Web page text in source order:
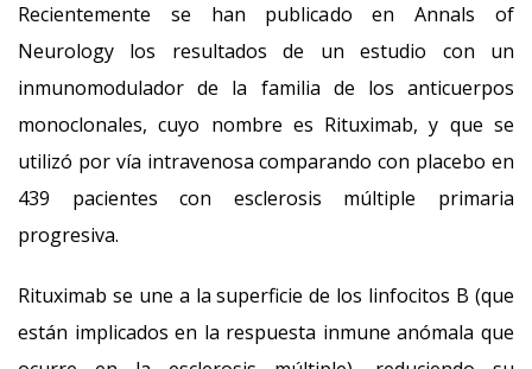
Recientemente se han publicado en Annals of
Neurology los resultados de un estudio con un
inmunomodulador de la familia de los anticuerpos
monoclonales, cuyo nombre es Rituximab, y que se
utilizó por vía intravenosa comparando con placebo en
439 pacientes con esclerosis múltiple primaria
progresiva.
Rituximab se une a la superficie de los linfocitos B (que
están implicados en la respuesta inmune anómala que